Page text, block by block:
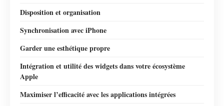
Disposition et organisation
Synchronisation avec iPhone
Garder une esthétique propre
Intégration et utilité des widgets dans votre écosystème
Apple
Maximiser l’efficacité avec les applications intégrées